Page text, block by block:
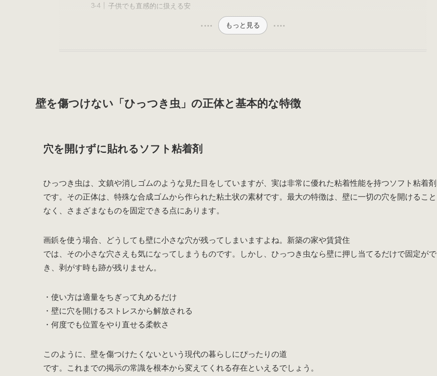
子供でも直感的に扱える安
もっと見る
壁を傷つけない「ひっつき虫」の正体と基本的な特徴
穴を開けずに貼れるソフト粘着剤
ひっつき虫は、文鎮や消しゴムのような見た目をしていますが、実は非常に優れた粘着性能を持つソフト粘着剤
です。その正体は、特殊な合成ゴムから作られた粘土状の素材です。最大の特徴は、壁に一切の穴を開けること
なく、さまざまなものを固定できる点にあります。
画鋲を使う場合、どうしても壁に小さな穴が残ってしまいますよね。新築の家や賃貸住
では、その小さな穴さえも気になってしまうものです。しかし、ひっつき虫なら壁に押し当てるだけで固定がで
き、剥がす時も跡が残りません。
・使い方は適量をちぎって丸めるだけ
・壁に穴を開けるストレスから解放される
・何度でも位置をやり直せる柔軟さ
このように、壁を傷つけたくないという現代の暮らしにぴったりの道
です。これまでの掲示の常識を根本から変えてくれる存在といえるでしょう。